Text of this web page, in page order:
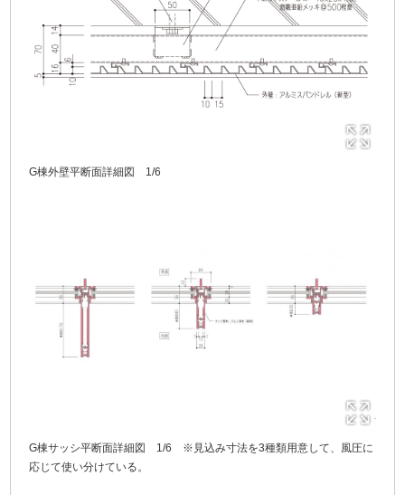
G棟外壁平断面詳細図 1/6
G棟サッシ平断面詳細図 1/6 ※見込み寸法を3種類用意して、風圧に
応じて使い分けている。